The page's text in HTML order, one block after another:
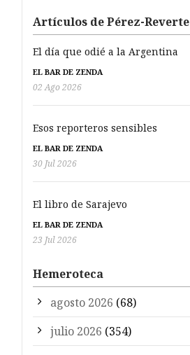
Artículos de Pérez-Reverte
El día que odié a la Argentina
EL BAR DE ZENDA
02 Ago 2026
Esos reporteros sensibles
EL BAR DE ZENDA
30 Jul 2026
El libro de Sarajevo
EL BAR DE ZENDA
23 Jul 2026
Hemeroteca
agosto 2026 (68)
julio 2026 (354)